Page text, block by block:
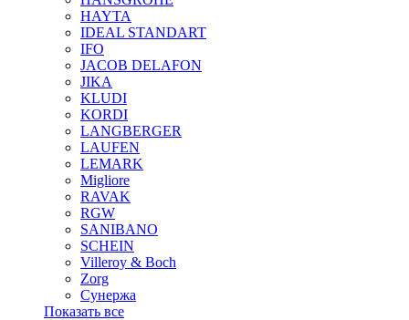
HAYTA
IDEAL STANDART
IFO
JACOB DELAFON
JIKA
KLUDI
KORDI
LANGBERGER
LAUFEN
LEMARK
Migliore
RAVAK
RGW
SANIBANO
SCHEIN
Villeroy & Boch
Zorg
Сунержа
Показать все